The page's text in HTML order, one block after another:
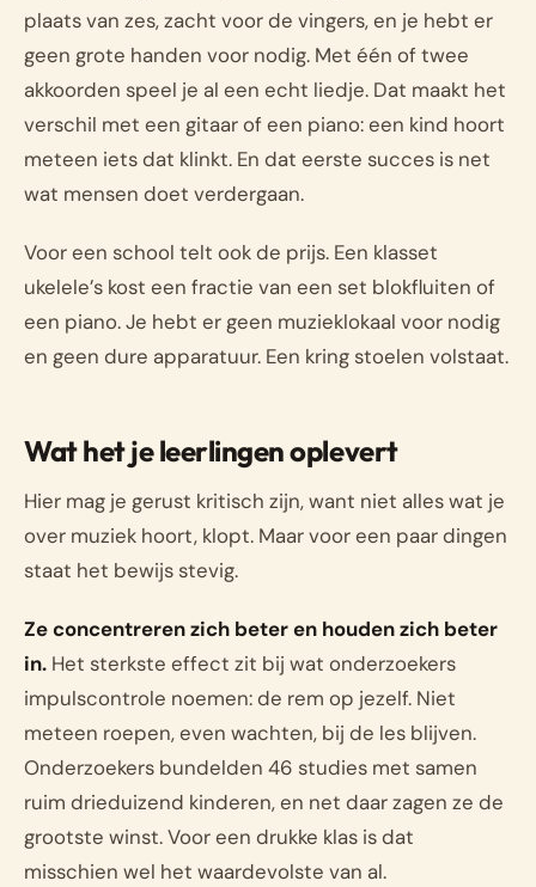
plaats van zes, zacht voor de vingers, en je hebt er
geen grote handen voor nodig. Met één of twee
akkoorden speel je al een echt liedje. Dat maakt het
verschil met een gitaar of een piano: een kind hoort
meteen iets dat klinkt. En dat eerste succes is net
wat mensen doet verdergaan.
Voor een school telt ook de prijs. Een klasset
ukelele’s kost een fractie van een set blokfluiten of
een piano. Je hebt er geen muzieklokaal voor nodig
en geen dure apparatuur. Een kring stoelen volstaat.
Wat het je leerlingen oplevert
Hier mag je gerust kritisch zijn, want niet alles wat je
over muziek hoort, klopt. Maar voor een paar dingen
staat het bewijs stevig.
Ze concentreren zich beter en houden zich beter
in. Het sterkste effect zit bij wat onderzoekers
impulscontrole noemen: de rem op jezelf. Niet
meteen roepen, even wachten, bij de les blijven.
Onderzoekers bundelden 46 studies met samen
ruim drieduizend kinderen, en net daar zagen ze de
grootste winst. Voor een drukke klas is dat
misschien wel het waardevolste van al.